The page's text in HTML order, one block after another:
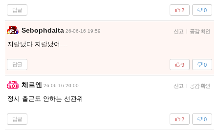
답글 0
2
Sebophdalta 26-06-16 19:59 신고 | 공감 확인
지랄났다 지랄났어....
답글 0
9
체르엔 26-06-16 20:00 신고 | 공감 확인
정시 출근도 안하는 선관위
답글 0
2